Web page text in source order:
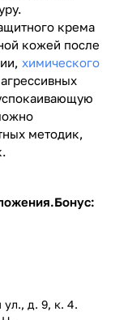
крема
кожей после
химического
методик,
Бонус:
ул., д. 9, к. 4.